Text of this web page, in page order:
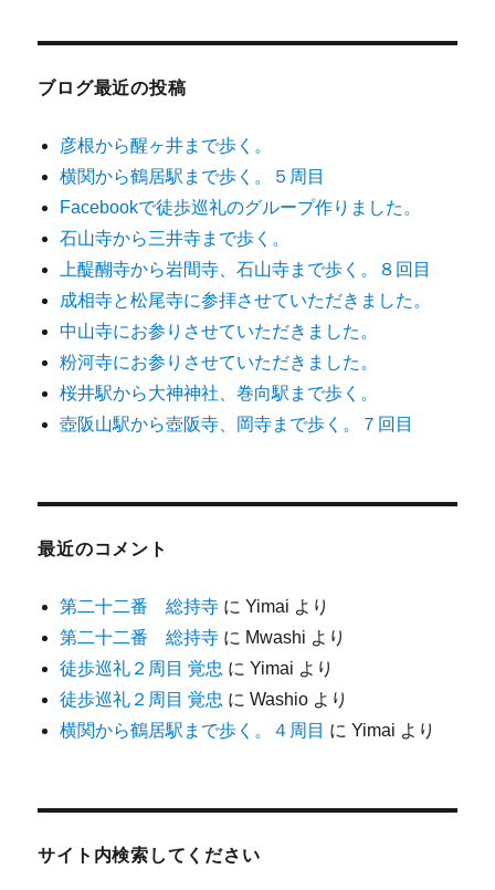
ブログ最近の投稿
彦根から醒ヶ井まで歩く。
横関から鶴居駅まで歩く。５周目
Facebookで徒歩巡礼のグループ作りました。
石山寺から三井寺まで歩く。
上醍醐寺から岩間寺、石山寺まで歩く。８回目
成相寺と松尾寺に参拝させていただきました。
中山寺にお参りさせていただきました。
粉河寺にお参りさせていただきました。
桜井駅から大神神社、巻向駅まで歩く。
壺阪山駅から壺阪寺、岡寺まで歩く。７回目
最近のコメント
第二十二番 総持寺 に Yimai より
第二十二番 総持寺 に Mwashi より
徒歩巡礼２周目 覚忠 に Yimai より
徒歩巡礼２周目 覚忠 にWashio より
横関から鶴居駅まで歩く。４周目 に Yimai より
サイト内検索してください